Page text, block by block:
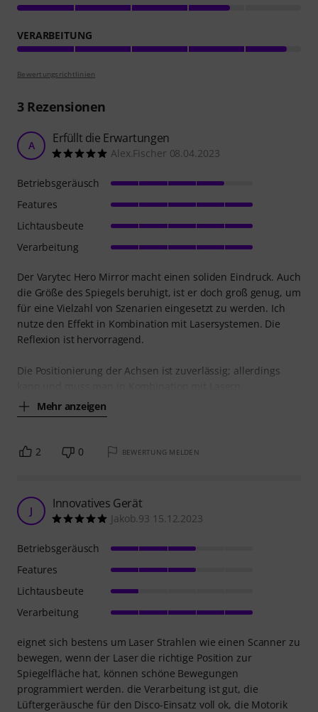
VERARBEITUNG
Bewertungsrichtlinien
3Rezensionen
A Erfüllt die Erwartungen
Alex.Fischer 08.04.2023
Der Varytec Hero Mirror macht einen soliden Eindruck. Auch
die Größe des Spiegels beruhigt, ist er doch groß genug, um
für eine Vielzahl von Szenarien eingesetzt zu werden. Ich
nutze den Effekt in Kombination mit Lasersystemen. Die
Reflexion ist hervorragend.
Die Positionierung der Achsen ist zuverlässig; allerdings
Mehr anzeigen
Betriebsgeräusch
Features
Lichtausbeute
Verarbeitung
2 0 BEWERTUNG MELDEN
J Innovatives Gerät
Jakob.93 15.12.2023
eignet sich bestens um Laser Strahlen wie einen Scanner zu
bewegen, wenn der Laser die richtige Position zur
Spiegelfläche hat, können schöne Bewegungen
programmiert werden. die Verarbeitung ist gut, die
Lüftergeräusche für den Disco-Einsatz voll ok, die Motorik
Betriebsgeräusch
Features
Lichtausbeute
Verarbeitung